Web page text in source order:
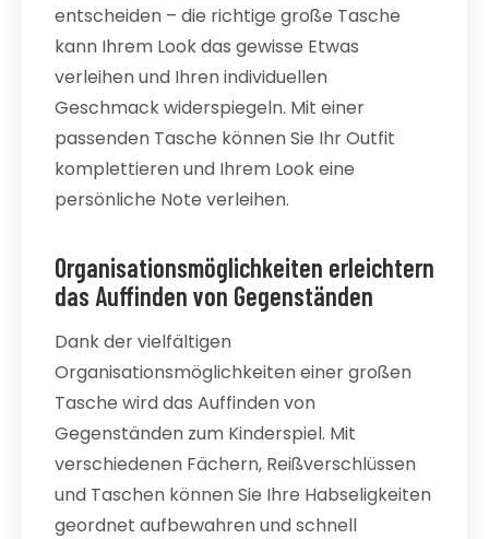
entscheiden – die richtige große Tasche
kann Ihrem Look das gewisse Etwas
verleihen und Ihren individuellen
Geschmack widerspiegeln. Mit einer
passenden Tasche können Sie Ihr Outfit
komplettieren und Ihrem Look eine
persönliche Note verleihen.
Organisationsmöglichkeiten erleichtern
das Auffinden von Gegenständen
Dank der vielfältigen
Organisationsmöglichkeiten einer großen
Tasche wird das Auffinden von
Gegenständen zum Kinderspiel. Mit
verschiedenen Fächern, Reißverschlüssen
und Taschen können Sie Ihre Habseligkeiten
geordnet aufbewahren und schnell